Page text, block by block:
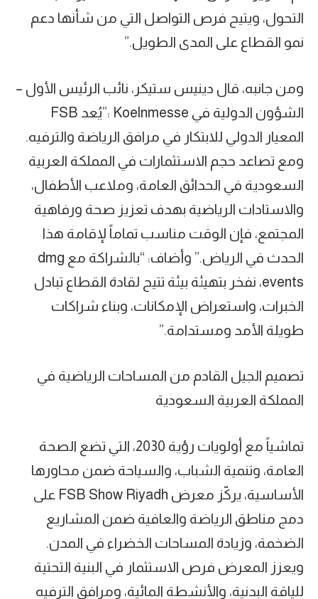
التحول، ويتيح فرص التواصل التي من شأنها دعم
نمو القطاع على المدى الطويل.”
ومن جانبه، قال دينيس ستيكر، نائب الرئيس الأول –
الشؤون الدولية في Koelnmesse :”يُعد FSB
المعيار الدولي للابتكار في مرافق الرياضة والترفيه.
ومع تصاعد حجم الاستثمارات في المملكة العربية
السعودية في الحدائق العامة، وملاعب الأطفال،
والاستادات الرياضية بهدف تعزيز صحة ورفاهية
المجتمع، فإن الوقت مناسب تماماً لإقامة هذا
الحدث في الرياض.” وأضاف: “بالشراكة مع dmg
events، نفخر بتهيئة بيئة تتيح لقادة القطاع تبادل
الخبرات، واستعراض الإمكانات، وبناء شراكات
طويلة الأمد ومستدامة.”
تصميم الجيل القادم من المساحات الرياضية في
المملكة العربية السعودية
تماشياً مع أولويات رؤية 2030، التي تضع الصحة
العامة، وتنمية الشباب، والسياحة ضمن محاورها
الأساسية، يركّز معرض FSB Show Riyadh على
دمج مناطق الرياضة والعافية ضمن المشاريع
الضخمة، وزيادة المساحات الخضراء في المدن.
ويعزز المعرض فرص الاستثمار في البنية التحتية
للياقة البدنية، والأنشطة المائية، ومرافق الترفيه